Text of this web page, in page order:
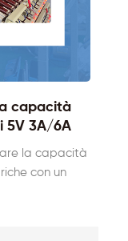
capacità
5V 3A/6A
la capacità
con un